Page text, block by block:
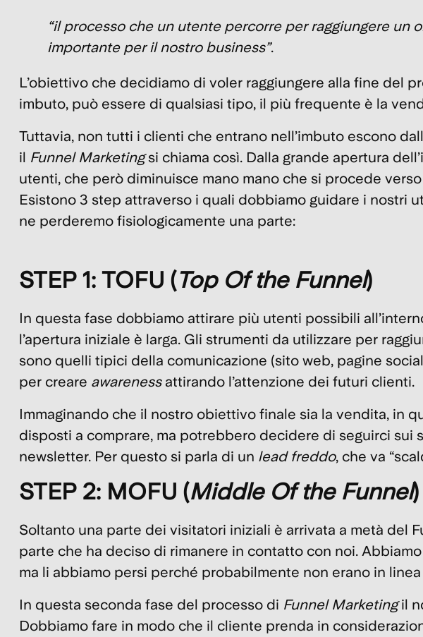
“il processo che un utente percorre per raggiungere un
importante per il nostro business”.
L’obiettivo che decidiamo di voler raggiungere alla fine del
imbuto, può essere di qualsiasi tipo, il più frequente è la
Tuttavia, non tutti i clienti che entrano nell’imbuto escono
il Funnel Marketingsi chiama così. Dalla grande apertura
utenti, che però diminuisce mano mano che si procede verso
Esistono 3 step attraverso i quali dobbiamo guidare i nostri
ne perderemo fisiologicamente una parte:
STEP 1: TOFU (Top Of the Funnel)
In questa fase dobbiamo attirare più utenti possibili
l’apertura iniziale è larga. Gli strumenti da utilizzare per
sono quelli tipici della comunicazione (sito web, pagine
per creare awarenessattirando l’attenzione dei futuri clienti.
Immaginando che il nostro obiettivo finale sia la vendita, in
disposti a comprare, ma potrebbero decidere di seguirci sui
newsletter. Per questo si parla di un lead freddo, che va
STEP 2: MOFU (Middle Of the Funnel)
Soltanto una parte dei visitatori iniziali è arrivata a metà del
parte che ha deciso di rimanere in contatto con noi.
ma li abbiamo persi perché probabilmente non erano in
In questa seconda fase del processo di Funnel Marketingil
Dobbiamo fare in modo che il cliente prenda in